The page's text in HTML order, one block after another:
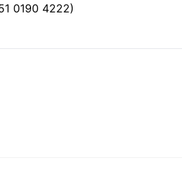
0190 4222)